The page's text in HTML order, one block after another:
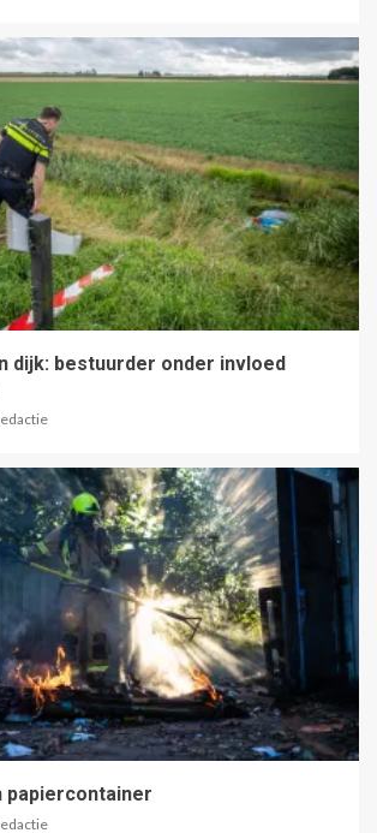
dijk: bestuurder onder invloed
papiercontainer